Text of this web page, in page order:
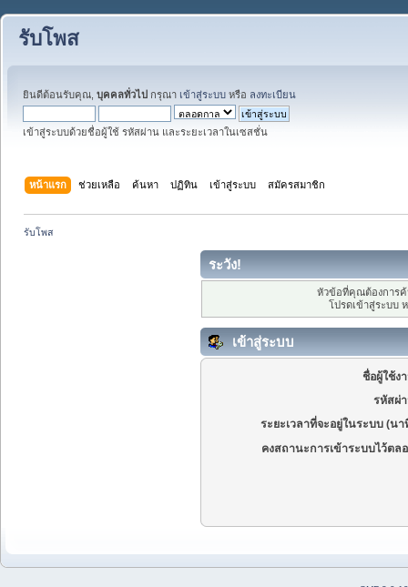
รับโพส
ยินดีต้อนรับคุณ, บุคคลทั่วไป กรุณา เข้าสู่ระบบ หรือ ลงทะเบียน
เข้าสู่ระบบด้วยชื่อผู้ใช้ รหัสผ่าน และระยะเวลาในเซสชั่น
หน้าแรก ช่วยเหลือ ค้นหา ปฏิทิน เข้าสู่ระบบ สมัครสมาชิก
รับโพส
ระวัง!
หัวข้อที่คุณต้องการ
โปรดเข้าสู่ระบบ
เข้าสู่ระบบ
ชื่อผู้ใช้ง
รหัสผ่
ระยะเวลาที่จะอยู่ในระบบ (นา
คงสถานะการเข้าระบบไว้ตล